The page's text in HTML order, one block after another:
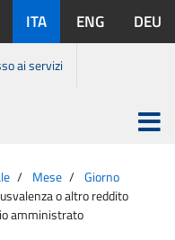
disponibili:
ITA ENG DEU
ai servizi
Apri
menu
Mese
Giorno
o altro reddito
amministrato